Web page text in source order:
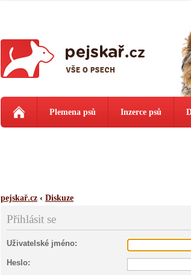
Plemena psů Inzerce psů
pejskař.cz ‹ Diskuze
Přihlásit se
Uživatelské jméno:
Heslo: